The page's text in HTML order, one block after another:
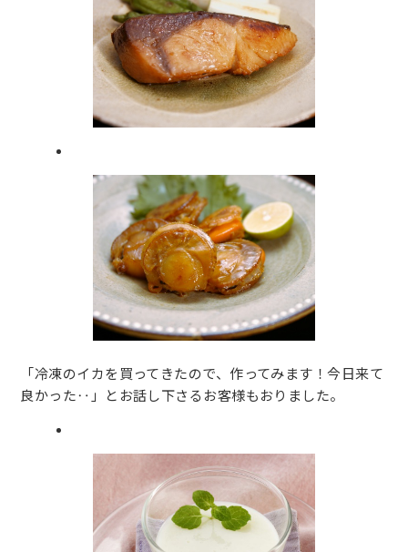
「冷凍のイカを買ってきたので、作ってみます！今日来て
良かった‥」とお話し下さるお客様もおりました。